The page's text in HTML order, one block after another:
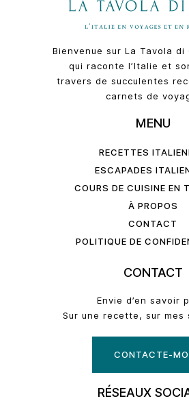
Bienvenue sur La Tavola di
qui raconte l’Italie et
travers de succulentes
carnets de
MENU
RECETTES
ESCAPADES
COURS DE CUISINE EN
À PROPOS
CONTACT
POLITIQUE DE
CONTACT
Envie d’en savoir
Sur une recette, sur mes
CONTACTE-
RÉSEAUX